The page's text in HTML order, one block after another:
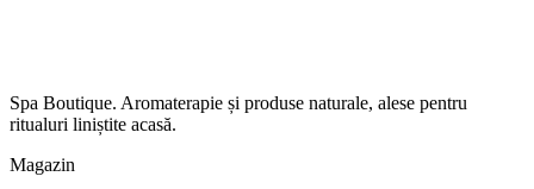
Spa Boutique. Aromaterapie și produse naturale, alese pentru
ritualuri liniștite acasă.
Magazin